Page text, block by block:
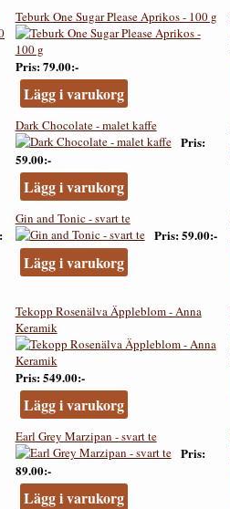
Teburk One Sugar Please Aprikos - 100 g
Pris 79.00:-
Lägg i varukorg
Dark Chocolate - malet kaffe
Pris
59.00:-
Lägg i varukorg
Gin and Tonic - svart te
Pris 59.00:-
Lägg i varukorg
Tekopp Rosenälva Äppleblom - Anna
Keramik
Pris 549.00:-
Lägg i varukorg
Earl Grey Marzipan - svart te
Pris
89.00:-
Lägg i varukorg